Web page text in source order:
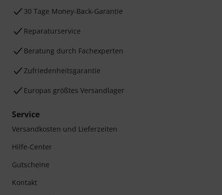
30 Tage Money-Back-Garantie
Reparaturservice
Beratung durch Fachexperten
Zufriedenheitsgarantie
Europas größtes Versandlager
Service
Versandkosten und Lieferzeiten
Hilfe-Center
Gutscheine
Kontakt